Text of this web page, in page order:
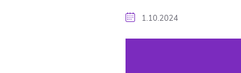
1.10.2024